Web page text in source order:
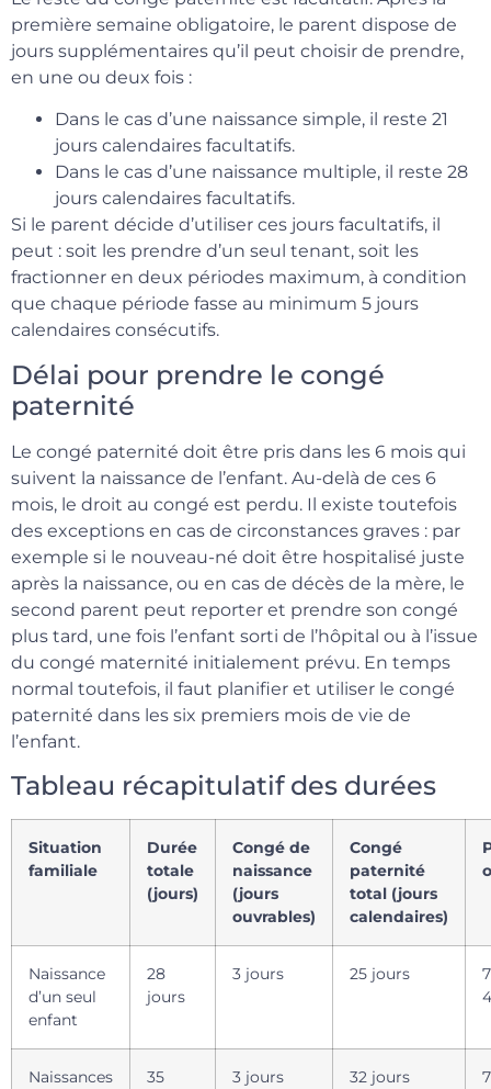
première semaine obligatoire, le parent dispose de
jours supplémentaires qu’il peut choisir de prendre,
en une ou deux fois :
Dans le cas d’une naissance simple, il reste 21
jours calendaires facultatifs.
Dans le cas d’une naissance multiple, il reste 28
jours calendaires facultatifs.
Si le parent décide d’utiliser ces jours facultatifs, il
peut : soit les prendre d’un seul tenant, soit les
fractionner en deux périodes maximum, à condition
que chaque période fasse au minimum 5 jours
calendaires consécutifs.
Délai pour prendre le congé
paternité
Le congé paternité doit être pris dans les 6 mois qui
suivent la naissance de l’enfant. Au-delà de ces 6
mois, le droit au congé est perdu. Il existe toutefois
des exceptions en cas de circonstances graves : par
exemple si le nouveau-né doit être hospitalisé juste
après la naissance, ou en cas de décès de la mère, le
second parent peut reporter et prendre son congé
plus tard, une fois l’enfant sorti de l’hôpital ou à l’issue
du congé maternité initialement prévu. En temps
normal toutefois, il faut planifier et utiliser le congé
paternité dans les six premiers mois de vie de
l’enfant.
Tableau récapitulatif des durées
Situation
familiale
Durée
totale
(jours)
Congé de
naissance
(jours
ouvrables)
Congé
paternité
total (jours
calendaires)
Naissance
d’un seul
enfant
28
jours
3 jours 25 jours
Naissances
35
3 jours 32 jours